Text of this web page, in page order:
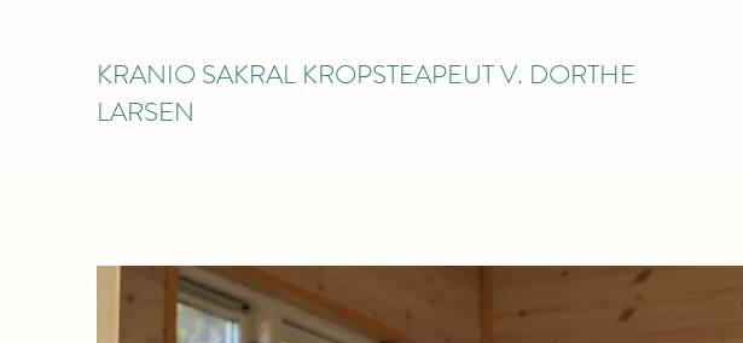
KRANIO SAKRAL KROPSTEAPEUT V. DORTHE
LARSEN